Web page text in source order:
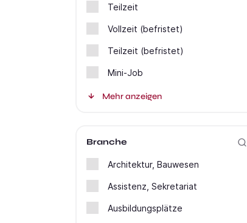
Teilzeit
Vollzeit (befristet)
Teilzeit (befristet)
Mini-Job
Mehr anzeigen
Branche
Architektur, Bauwesen
Assistenz, Sekretariat
Ausbildungsplätze